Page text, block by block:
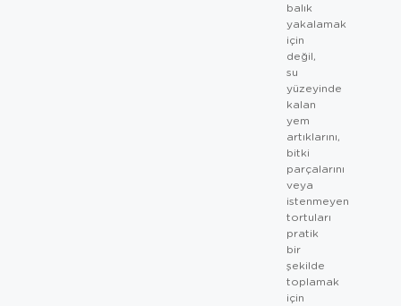
balık
yakalamak
için
değil,
su
yüzeyinde
kalan
yem
artıklarını,
bitki
parçalarını
veya
istenmeyen
tortuları
pratik
bir
şekilde
toplamak
için